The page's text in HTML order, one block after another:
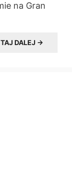
na Gran
DALEJ →